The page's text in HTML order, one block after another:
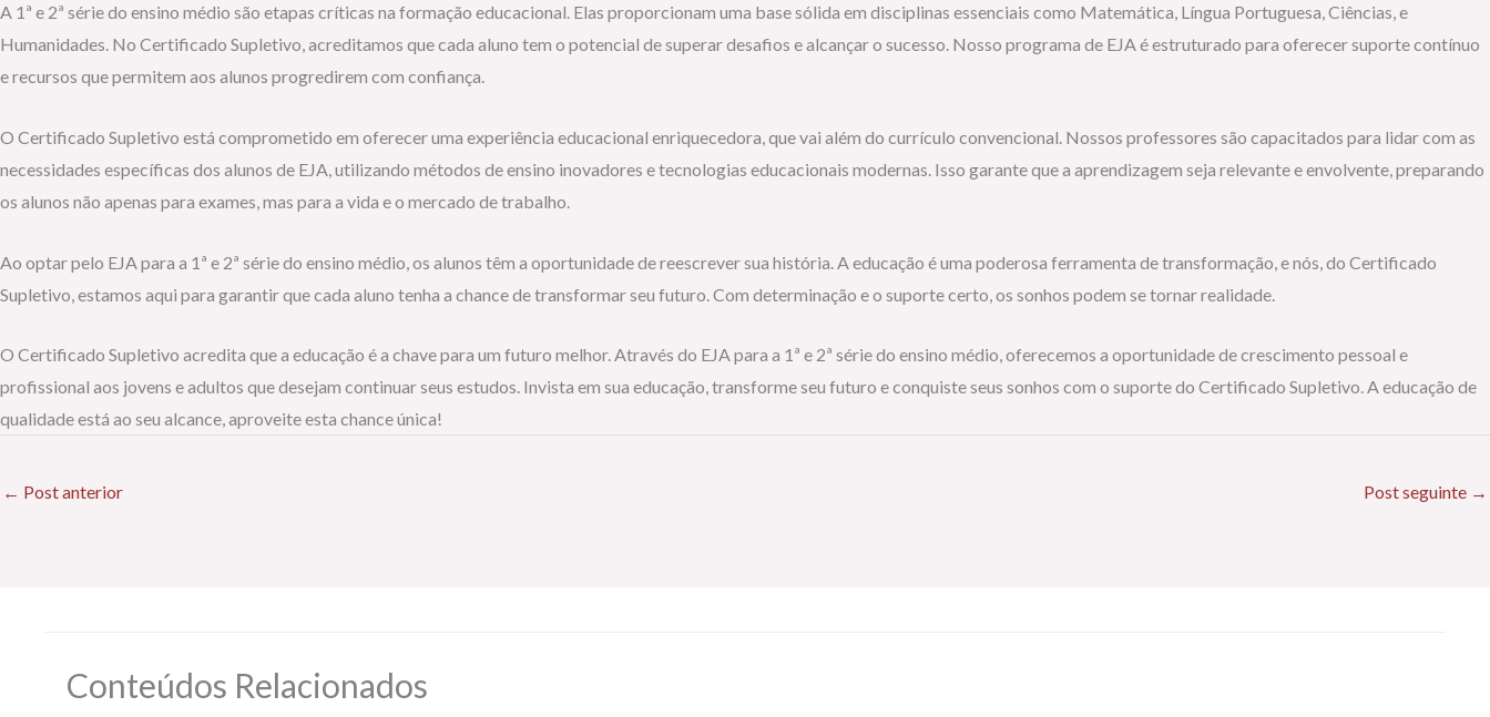
A 1ª e 2ª série do ensino médio são etapas críticas na formação educacional. Elas proporcionam uma base sólida em disciplinas essenciais como Matemática, Língua Portuguesa, Ciências, e
Humanidades. No Certificado Supletivo, acreditamos que cada aluno tem o potencial de superar desafios e alcançar o sucesso. Nosso programa de EJA é estruturado para oferecer suporte contínuo
e recursos que permitem aos alunos progredirem com confiança.
O Certificado Supletivo está comprometido em oferecer uma experiência educacional enriquecedora, que vai além do currículo convencional. Nossos professores são capacitados para lidar com as
necessidades específicas dos alunos de EJA, utilizando métodos de ensino inovadores e tecnologias educacionais modernas. Isso garante que a aprendizagem seja relevante e envolvente, preparando
os alunos não apenas para exames, mas para a vida e o mercado de trabalho.
Ao optar pelo EJA para a 1ª e 2ª série do ensino médio, os alunos têm a oportunidade de reescrever sua história. A educação é uma poderosa ferramenta de transformação, e nós, do Certificado
Supletivo, estamos aqui para garantir que cada aluno tenha a chance de transformar seu futuro. Com determinação e o suporte certo, os sonhos podem se tornar realidade.
O Certificado Supletivo acredita que a educação é a chave para um futuro melhor. Através do EJA para a 1ª e 2ª série do ensino médio, oferecemos a oportunidade de crescimento pessoal e
profissional aos jovens e adultos que desejam continuar seus estudos. Invista em sua educação, transforme seu futuro e conquiste seus sonhos com o suporte do Certificado Supletivo. A educação de
qualidade está ao seu alcance, aproveite esta chance única!
← Post anterior Post seguinte →
Conteúdos Relacionados